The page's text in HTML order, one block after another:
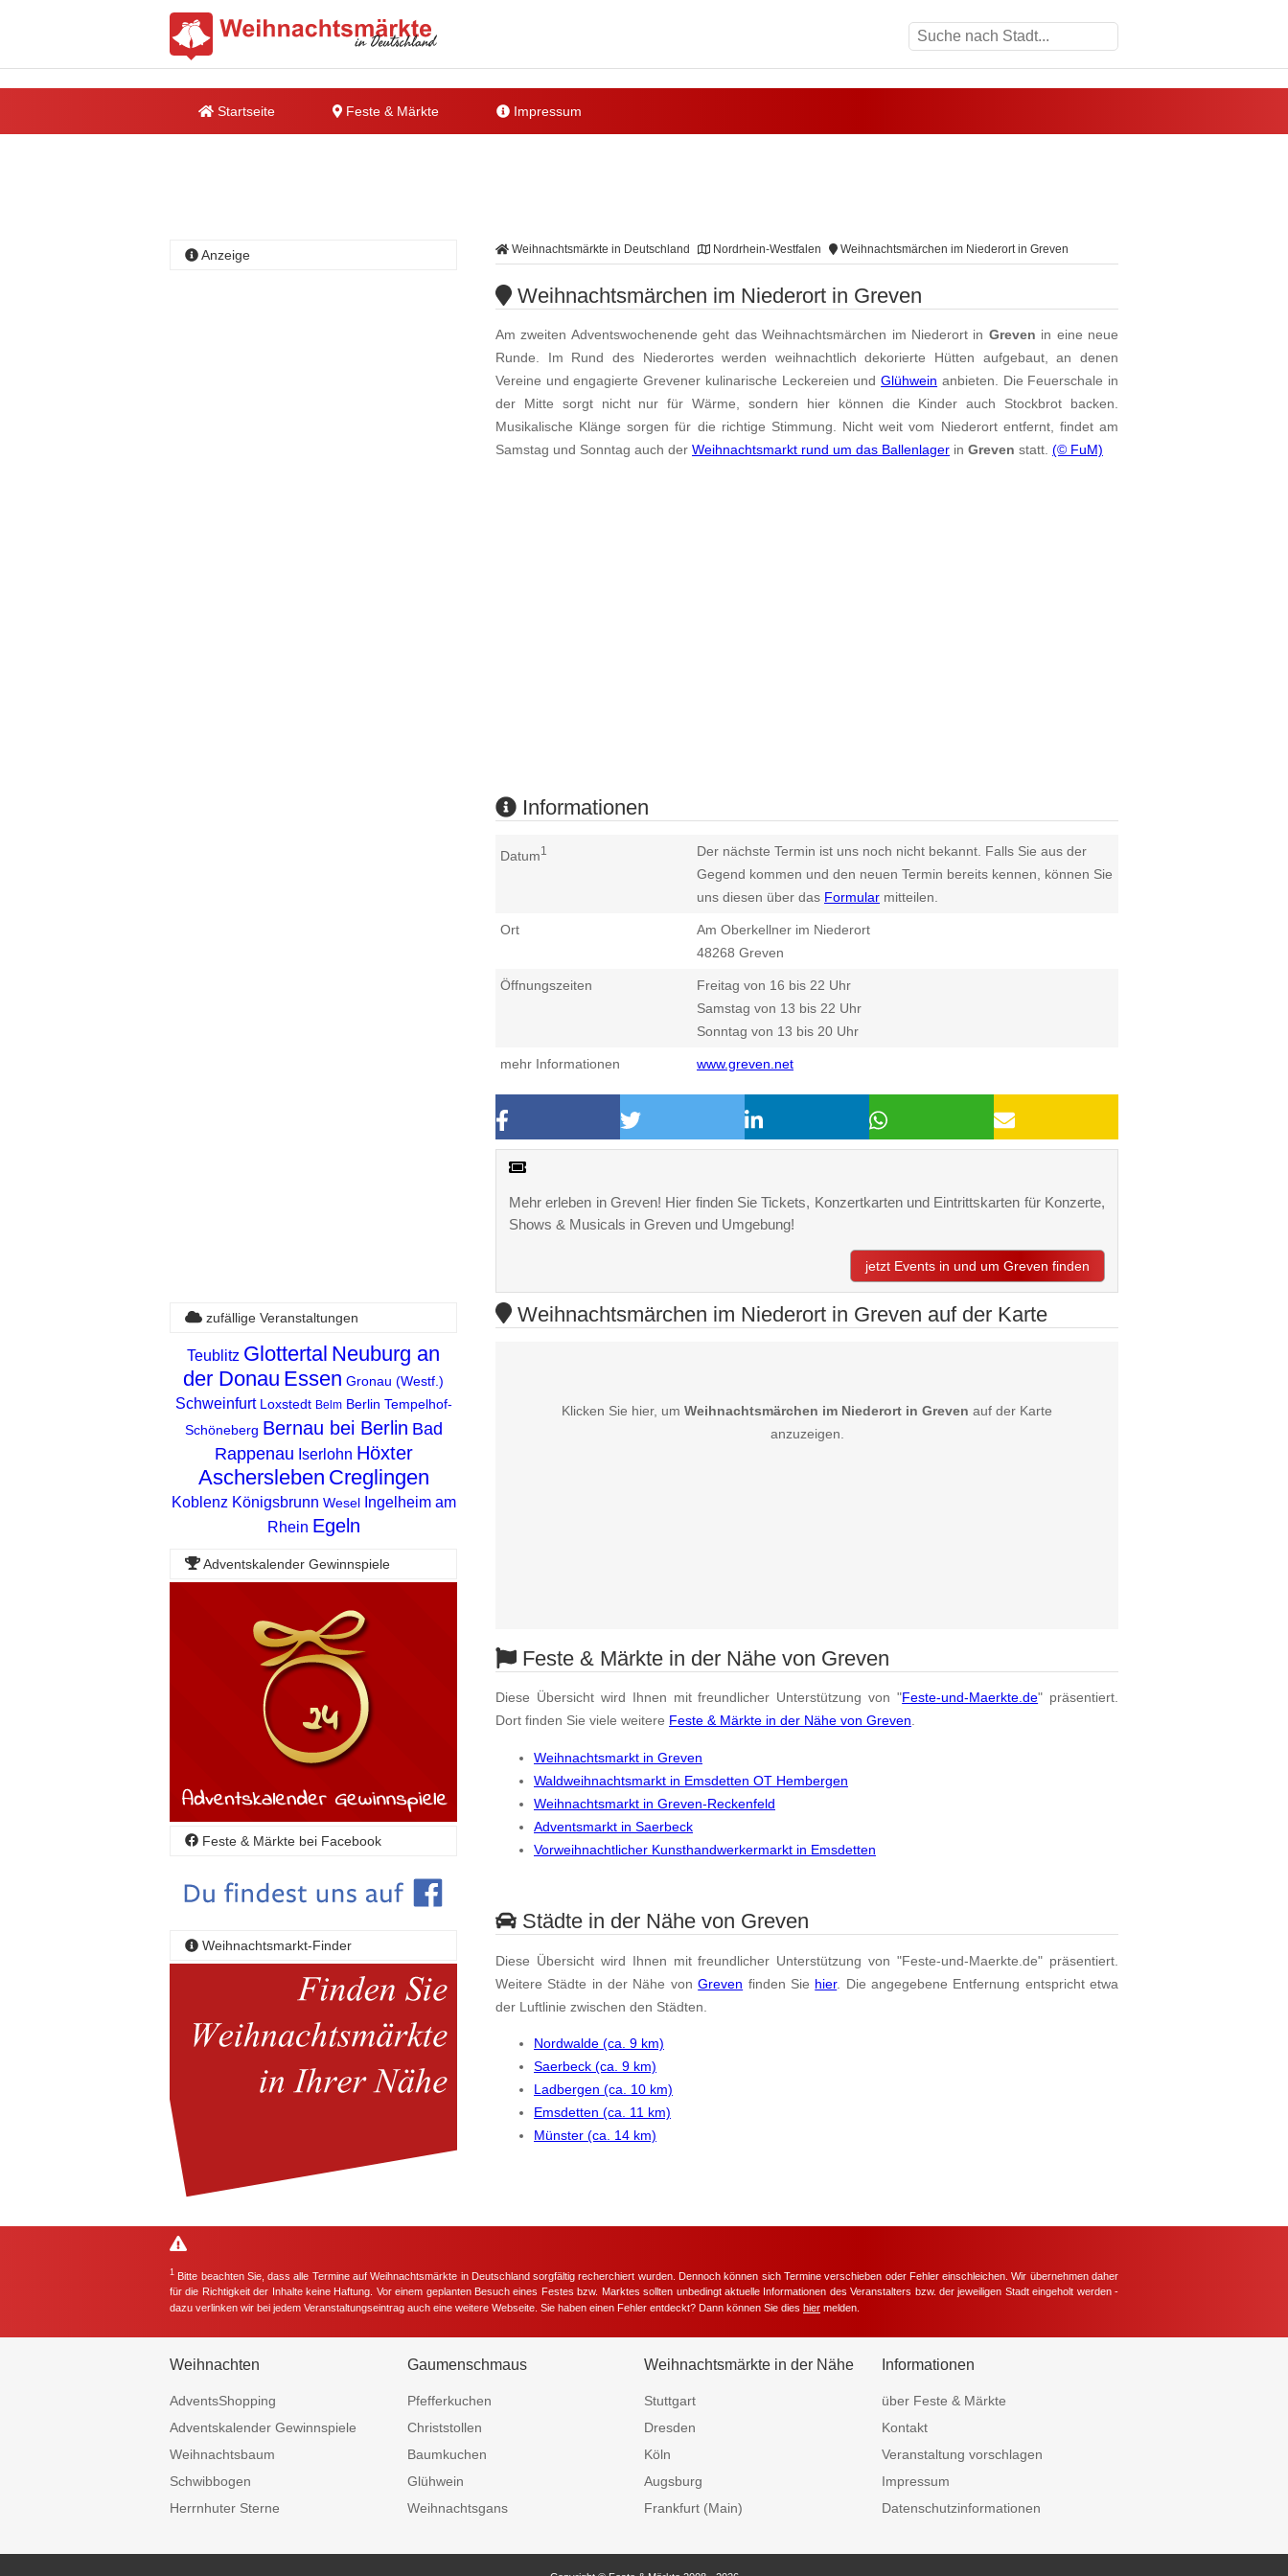
Startseite Feste & Märkte Impressum
Weihnachtsmärkte in Deutschland Nordrhein-Westfalen Weihnachtsmärchen im Niederort in Greven
Weihnachtsmärchen im Niederort in Greven
Am zweiten Adventswochenende geht das Weihnachtsmärchen im Niederort in Greven in eine neue
Runde. Im Rund des Niederortes werden weihnachtlich dekorierte Hütten aufgebaut, an denen
Vereine und engagierte Grevener kulinarische Leckereien undGlühwein anbieten. Die Feuerschale in
der Mitte sorgt nicht nur für Wärme, sondern hier können die Kinder auch Stockbrot backen.
Musikalische Klänge sorgen für die richtige Stimmung. Nicht weit vom Niederort entfernt, findet am
Samstag und Sonntag auch der Weihnachtsmarkt rund um das Ballenlager in Greven statt. (© FuM)
Informationen
Datum1
Der nächste Termin ist uns noch nicht bekannt. Falls Sie aus der
Gegend kommen und den neuen Termin bereits kennen, können Sie
uns diesen über das Formular mitteilen.
Ort
Am Oberkellner im Niederort
48268 Greven
Öffnungszeiten
Freitag von 16 bis 22 Uhr
Samstag von 13 bis 22 Uhr
Sonntag von 13 bis 20 Uhr
mehr Informationen www.greven.net
Mehr erleben in Greven! Hier finden Sie Tickets, Konzertkarten und Eintrittskarten für Konzerte,
Shows & Musicals in Greven und Umgebung!
jetzt Events in und um Greven finden
Anzeige
Weihnachtsmärchen im Niederort in Greven auf der Karte
Klicken Sie hier, um Weihnachtsmärchen im Niederort in Greven auf der Karte
anzuzeigen.
Feste & Märkte in der Nähe von Greven
Diese Übersicht wird Ihnen mit freundlicher Unterstützung von "Feste-und-Maerkte.de" präsentiert.
Dort finden Sie viele weitere Feste & Märkte in der Nähe von Greven.
Weihnachtsmarkt in Greven
Waldweihnachtsmarkt in Emsdetten OT Hembergen
Weihnachtsmarkt in Greven-Reckenfeld
Adventsmarkt in Saerbeck
Vorweihnachtlicher Kunsthandwerkermarkt in Emsdetten
Städte in der Nähe von Greven
Diese Übersicht wird Ihnen mit freundlicher Unterstützung von "Feste-und-Maerkte.de" präsentiert.
Weitere Städte in der Nähe vonGreven finden Sie hier. Die angegebene Entfernung entspricht etwa
der Luftlinie zwischen den Städten.
Nordwalde (ca. 9 km)
Saerbeck (ca. 9 km)
Ladbergen (ca. 10 km)
Emsdetten (ca. 11 km)
Münster (ca. 14 km)
zufällige Veranstaltungen
Teublitz Glottertal Neuburg an
der Donau Essen Gronau (Westf.)
Schweinfurt Loxstedt Belm Berlin Tempelhof-
Schöneberg Bernau bei Berlin Bad
Rappenau Iserlohn Höxter
Aschersleben Creglingen
Koblenz Königsbrunn Wesel Ingelheim am
Rhein Egeln
Adventskalender Gewinnspiele
Feste & Märkte bei Facebook
Weihnachtsmarkt-Finder
1 Bitte beachten Sie, dass alle Termine auf Weihnachtsmärkte in Deutschland sorgfältig recherchiert wurden. Dennoch können sich Termine verschieben oder Fehler einschleichen. Wir übernehmen daher
für die Richtigkeit der Inhalte keine Haftung. Vor einem geplanten Besuch eines Festes bzw. Marktes sollten unbedingt aktuelle Informationen des Veranstalters bzw. der jeweiligen Stadt eingeholt werden -
dazu verlinken wir bei jedem Veranstaltungseintrag auch eine weitere Webseite. Sie haben einen Fehler entdeckt? Dann können Sie dies hier melden.
Weihnachten
AdventsShopping
Adventskalender Gewinnspiele
Weihnachtsbaum
Schwibbogen
Herrnhuter Sterne
Gaumenschmaus
Pfefferkuchen
Christstollen
Baumkuchen
Glühwein
Weihnachtsgans
Weihnachtsmärkte in der Nähe
Stuttgart
Dresden
Köln
Augsburg
Frankfurt (Main)
Informationen
über Feste & Märkte
Kontakt
Veranstaltung vorschlagen
Impressum
Datenschutzinformationen